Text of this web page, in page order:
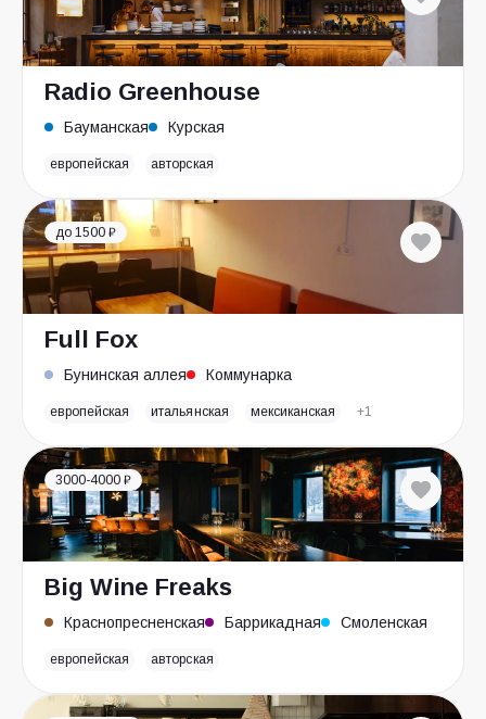
Radio Greenhouse
Бауманская Курская
европейская авторская
до 1500 ₽
Full Fox
Бунинская аллея Коммунарка
европейская итальянская мексиканская +1
3000-4000 ₽
Big Wine Freaks
Краснопресненская Баррикадная Смоленская
европейская авторская